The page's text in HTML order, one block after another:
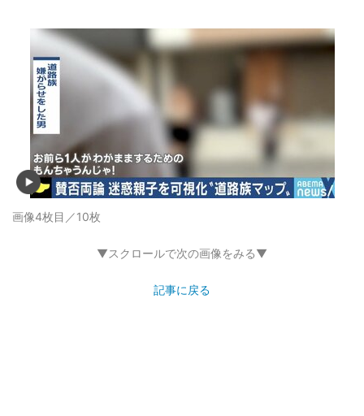
画像4枚目／10枚
▼スクロールで次の画像をみる▼
記事に戻る